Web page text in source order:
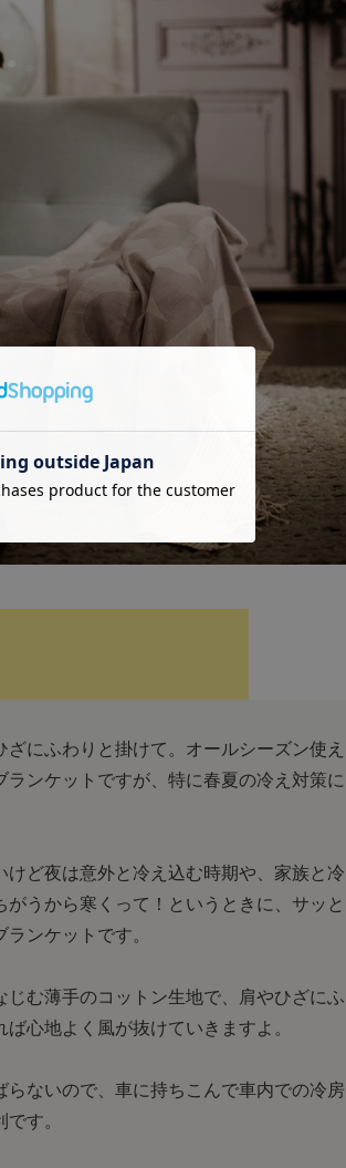
ざにふわりと掛けて。オールシーズン使え
ランケットですが、特に春夏の冷え対策に
けど夜は意外と冷え込む時期や、家族と冷
がうから寒くって！というときに、サッと
ンケットです。
じむ薄手のコットン生地で、肩やひざにふ
心地よく風が抜けていきますよ。
らないので、車に持ちこんで車内での冷房
す。